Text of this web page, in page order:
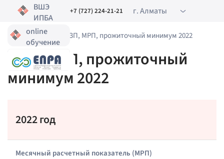
ВШЭ
ИПБА
online
обучение
+7 (727) 224-21-21 г. Алматы
Главная • МЗП МЗП, МРП, прожиточный минимум 2022
МЗП, МРП, прожиточный
минимум 2022
2022 год
Месячный расчетный показатель (МРП)